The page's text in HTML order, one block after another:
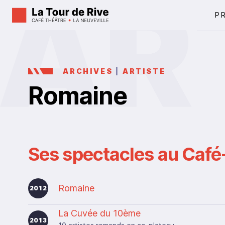
ARCHIVES ARTISTE
Romaine
Ses spectacles au
2012 Romaine
2013
La Cuvée du 10ème